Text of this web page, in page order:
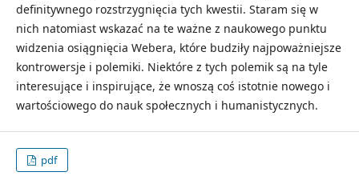
definitywnego rozstrzygnięcia tych kwestii. Staram się w
nich natomiast wskazać na te ważne z naukowego punktu
widzenia osiągnięcia Webera, które budziły najpoważniejsze
kontrowersje i polemiki. Niektóre z tych polemik są na tyle
interesujące i inspirujące, że wnoszą coś istotnie nowego i
wartościowego do nauk społecznych i humanistycznych.
pdf